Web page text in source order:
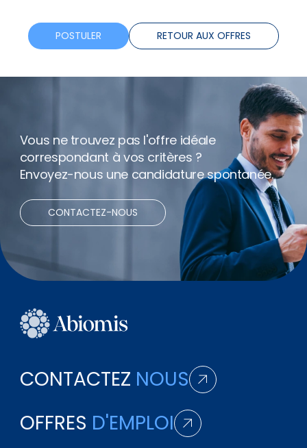
Horaires flexibles
POSTULER RETOUR AUX OFFRES
Vous ne trouvez pas l'offre idéale
correspondant à vos critères ?
Envoyez-nous une candidature spontanée.
CONTACTEZ-NOUS
CONTACTEZ NOUS
OFFRES D'EMPLOI